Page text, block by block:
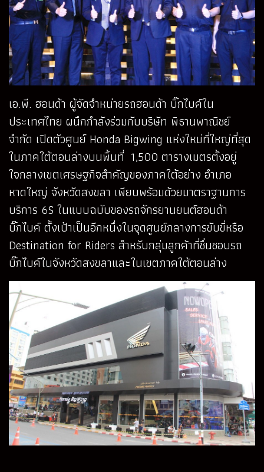
เอ.พี. ฮอนด้า ผู้จัดจำหน่ายรถฮอนด้า บิ๊กไบค์ใน
ประเทศไทย ผนึกกำลังร่วมกับบริษัท พิธานพาณิชย์
จำกัด เปิดตัวศูนย์ Honda Bigwing แห่งใหม่ที่ใหญ่ที่สุด
ในภาคใต้ตอนล่างบนพื้นที่ 1,500 ตารางเมตรตั้งอยู่
ใจกลางเขตเศรษฐกิจสำคัญของภาคใต้อย่าง อำเภอ
หาดใหญ่ จังหวัดสงขลา เพียบพร้อมด้วยมาตราฐานการ
บริการ 6S ในแบบฉบับของรถจักรยานยนต์ฮอนด้า
บิ๊กไบค์ ตั้งเป้าเป็นอีกหนึ่งในจุดศูนย์กลางการขับขี่หรือ
Destination for Riders สำหรับกลุ่มลูกค้าที่ชื่นชอบรถ
บิ๊กไบค์ในจังหวัดสงขลาและในเขตภาคใต้ตอนล่าง